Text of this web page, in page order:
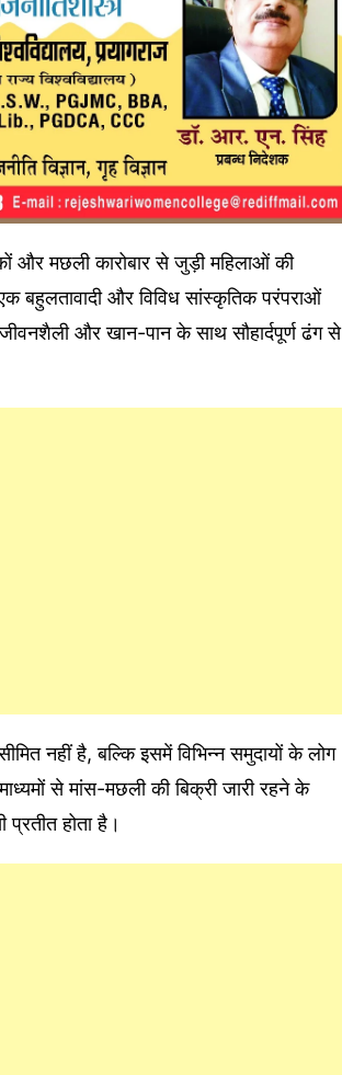
और मछली कारोबार से जुड़ी महिलाओं की
एक बहुलतावादी और विविध सांस्कृतिक परंपराओं
और खान-पान के साथ सौहार्दपूर्ण ढंग से
नहीं है, बल्कि इसमें विभिन्न समुदायों के लोग
से मांस-मछली की बिक्री जारी रहने के
प्रतीत होता है।